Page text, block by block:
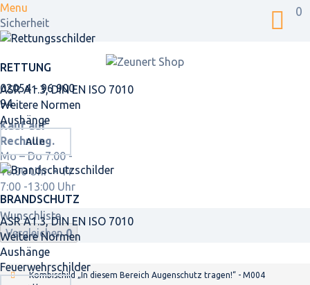
0
02054 - 96 900
94
Kauf auf
Rechnung.
Mo – Do 7:00 -
16:00 Uhr • Fr
7:00 -13:00 Uhr
Menu
Sicherheit
RETTUNG
ASR A1.3, DIN EN ISO 7010
Weitere Normen
Aushänge
Alle
BRANDSCHUTZ
ASR A1.3, DIN EN ISO 7010
Weitere Normen
Aushänge
Feuerwehrschilder
Wunschliste
Vergleichen0
Kombischild „In diesem Bereich Augenschutz tragen!“ - M004